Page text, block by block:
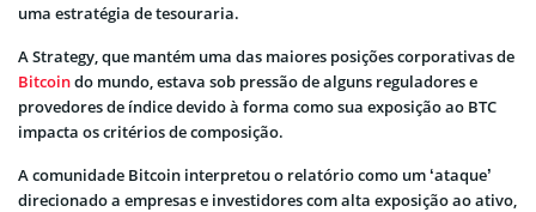
uma estratégia de tesouraria.
A Strategy, que mantém uma das maiores posições corporativas de
Bitcoindo mundo, estava sob pressão de alguns reguladores e
provedores de índice devido à forma como sua exposição ao BTC
impacta os critérios de composição.
A comunidade Bitcoin interpretou o relatório como um ‘ataque’
direcionado a empresas e investidores com alta exposição ao ativo,